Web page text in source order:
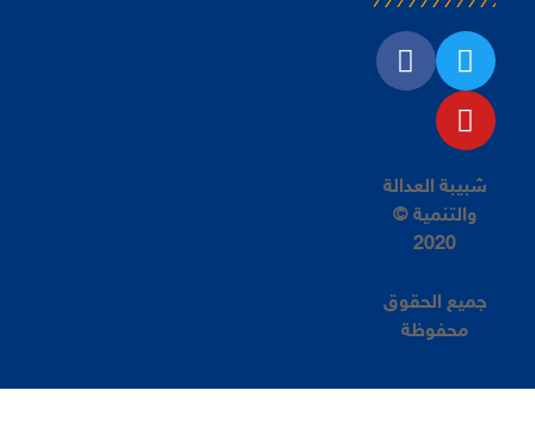
شبيبة العدالة
والتنمية ©
2020
جميع الحقوق
محفوظة